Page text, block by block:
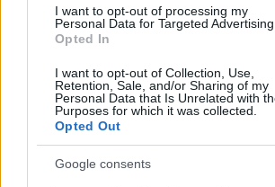
I want to opt-out of processing my
Personal Data for Targeted Advertising.
Opted In
I want to opt-out of Collection, Use,
Retention, Sale, and/or Sharing of my
Personal Data that Is Unrelated with
Purposes for which it was collected.
Opted Out
Google consents
La stessa musica fa da sfondo alla
differenziata e dell’immigrazione.
prima – la concessione di tale
maggiorata – interesserebbe solo
ricche, penalizzando quelle più